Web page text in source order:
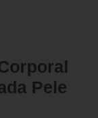
Pele